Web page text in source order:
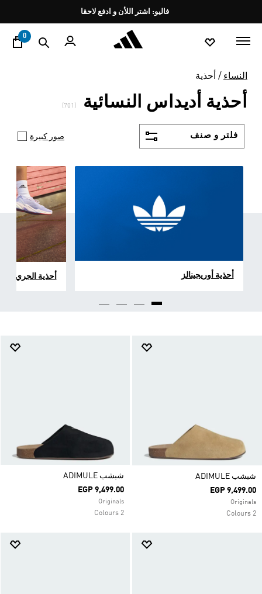
Pause
promotion
rotation
0
النساء أحذية
أحذية أديداس النسائية
فلتر و صنف صور كبيرة
أحذية أوريجينالز أحذية الجري
شبشب ADIMULE
EGP 9,499.00
Originals
2 Colours
شبشب ADIMULE
EGP 9,499.00
Originals
2 Colours